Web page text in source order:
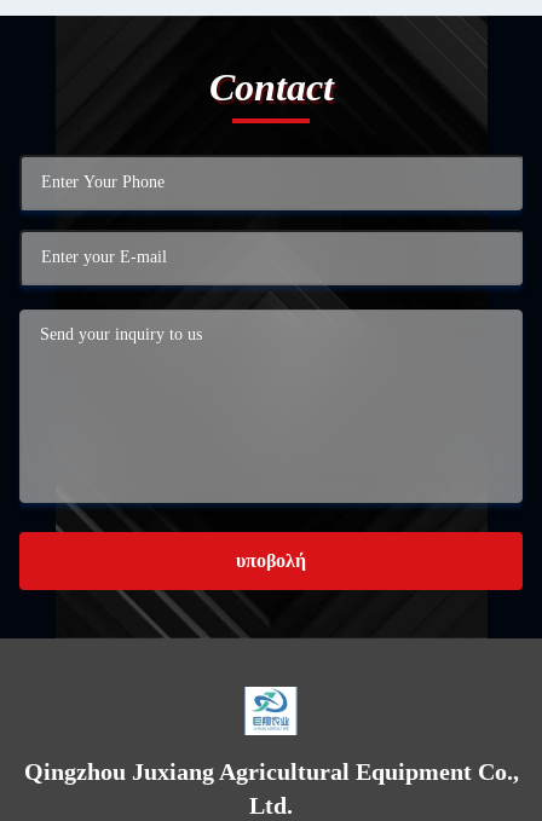
Contact
υποβολή
Qingzhou Juxiang Agricultural Equipment Co.,
Ltd.